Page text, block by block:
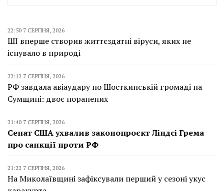
22:50 7 СЕРПНЯ, 2026
ШІ вперше створив життєздатні віруси, яких не
існувало в природі
22:12 7 СЕРПНЯ, 2026
РФ завдала авіаудару по Шосткинській громаді на
Сумщині: двоє поранених
21:40 7 СЕРПНЯ, 2026
Сенат США ухвалив законопроєкт Ліндсі Грема
про санкції проти РФ
21:22 7 СЕРПНЯ, 2026
На Миколаївщині зафіксували перший у сезоні укус